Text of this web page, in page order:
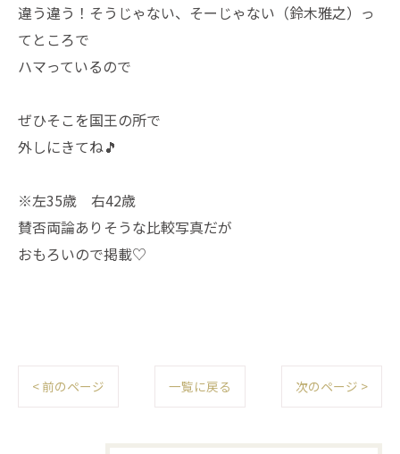
違う違う！そうじゃない、そーじゃない（鈴木雅之）っ
てところで
ハマっているので
ぜひそこを国王の所で
外しにきてね🎵
※左35歳 右42歳
賛否両論ありそうな比較写真だが
おもろいので掲載♡
< 前のページ 一覧に戻る 次のページ >